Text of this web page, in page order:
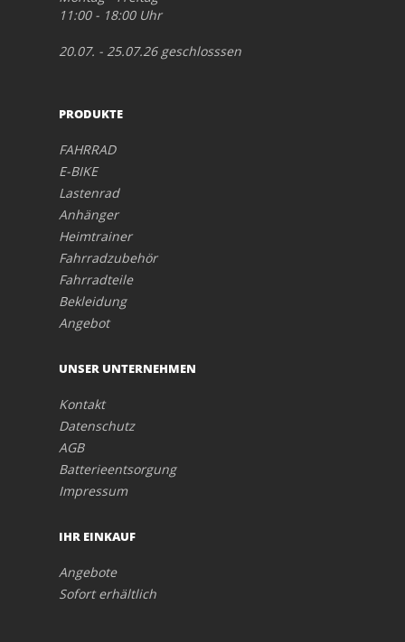
11:00 - 18:00 Uhr
20.07. - 25.07.26 geschlosssen
PRODUKTE
FAHRRAD
E-BIKE
Lastenrad
Anhänger
Heimtrainer
Fahrradzubehör
Fahrradteile
Bekleidung
Angebot
UNSER UNTERNEHMEN
Kontakt
Datenschutz
AGB
Batterieentsorgung
Impressum
IHR EINKAUF
Angebote
Sofort erhältlich